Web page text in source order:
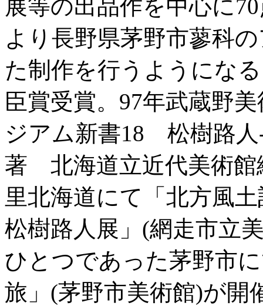
展等の出品作を中心に
より長野県茅野市蓼科
た制作を行うようにな
臣賞受賞。97年武蔵野
ジアム新書18 松樹路
著 北海道立近代美術館
里北海道にて「北方風
松樹路人展」(網走市立
ひとつであった茅野市
旅」(茅野市美術館)が開